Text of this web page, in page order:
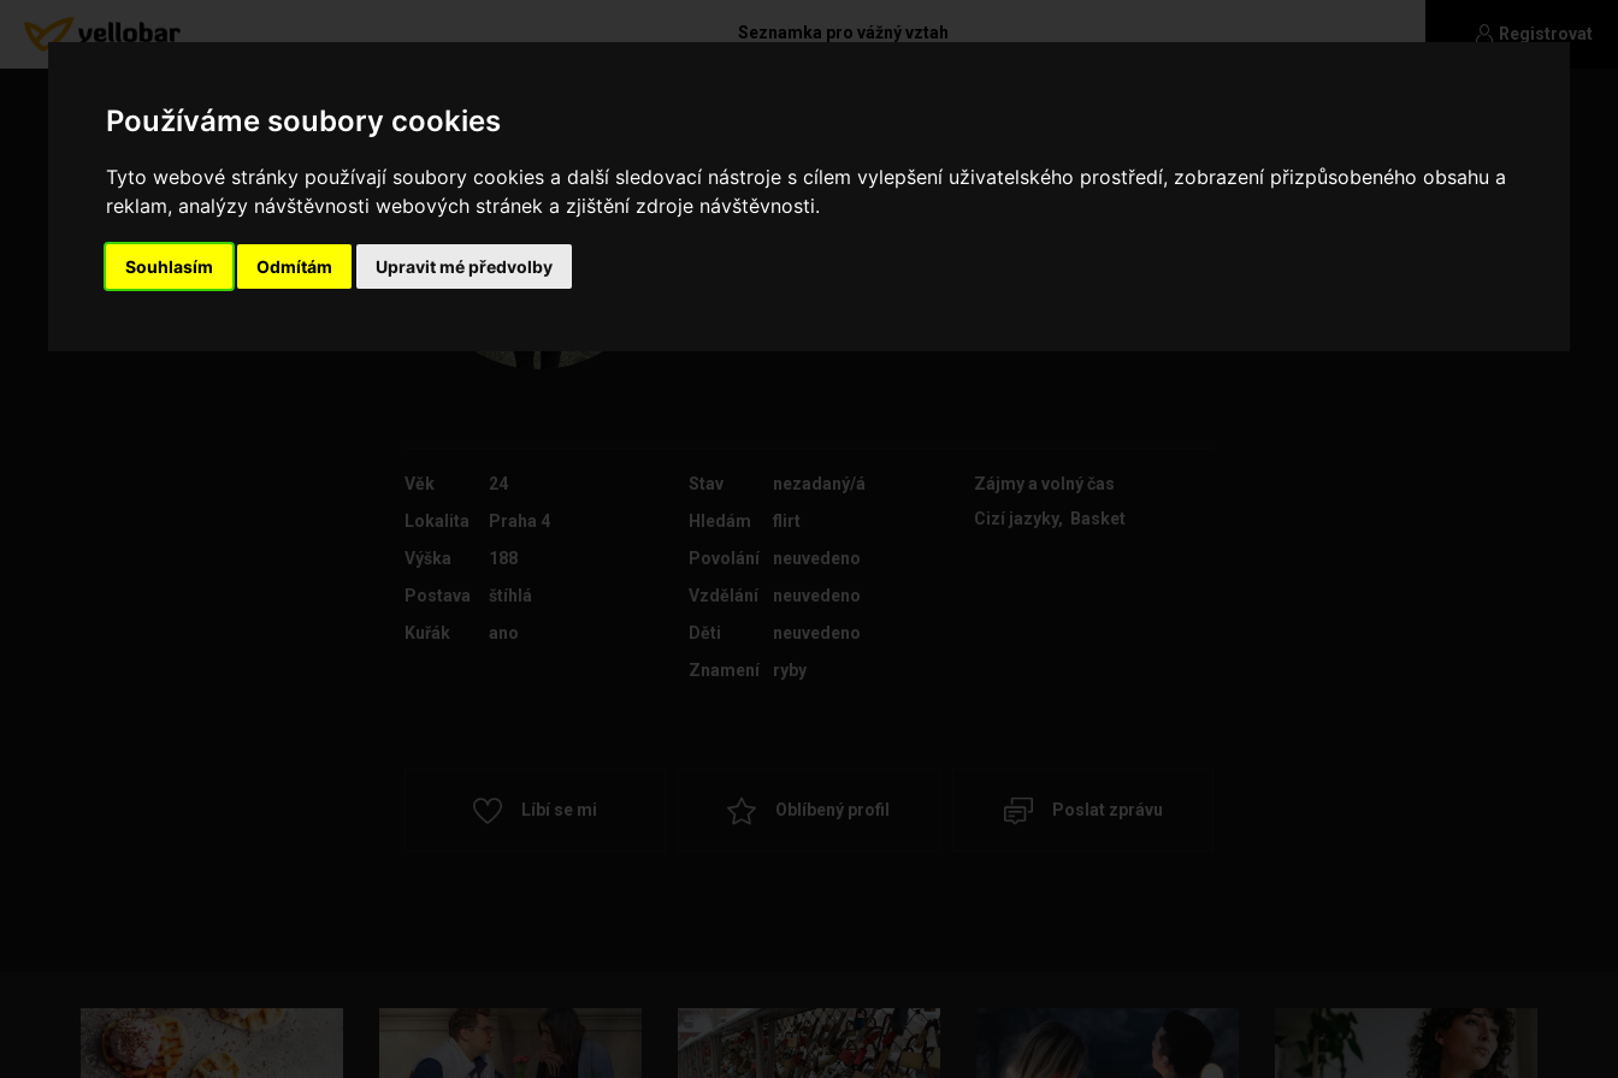
Používáme soubory cookies
Tyto webové stránky používají soubory cookies a další sledovací nástroje s cílem vylepšení uživatelského prostředí, zobrazení přizpůsobeného obsahu a
reklam, analýzy návštěvnosti webových stránek a zjištění zdroje návštěvnosti.
Souhlasím Odmítám Upravit mé předvolby
Registrovat
Seznamka pro vážný vztah
Ahoj, jmenuji se Andrej, jsem cizinec,studuji
češtinu,mám rád dobré český a taký
Věk
24
Lokalita
Praha 4
Výška
188
Postava
štíhlá
Kuřák
ano
Stav
nezadaný/á
Hledám
flirt
Povolání
neuvedeno
Vzdělání
neuvedeno
Děti
neuvedeno
Znamení
ryby
Zájmy a volný čas
Cizí jazyky, Basket
Líbí se mi Oblíbený profil Poslat zprávu